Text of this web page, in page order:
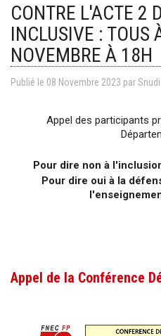
CONTRE L'ACTE 2
INCLUSIVE : TOUS
NOVEMBRE À 18H
Publié le 08 Novembre 2023 par
Appel des participants
Pour dire non à
Pour dire oui à la
Appel de la Conférence